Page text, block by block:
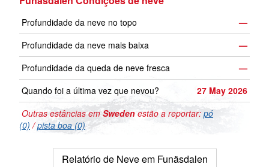
Profundidade da neve no topo
—
Profundidade da neve mais baixa
—
Profundidade da queda de neve fresca
—
Quando foi a última vez que nevou?
27 May 2026
Outras estâncias emSweden estão a reportar: pó
(0) /pista boa (0)
Relatório de Neve em Funäsdalen